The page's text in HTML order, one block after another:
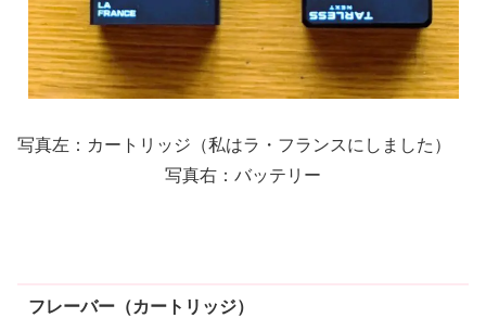
写真左：カートリッジ（私はラ・フランスにしました）
写真右：バッテリー
フレーバー（カートリッジ）